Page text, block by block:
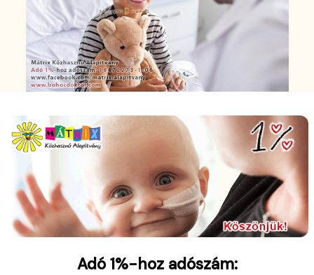
Adó 1%-hoz adószám: